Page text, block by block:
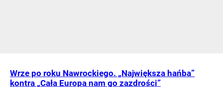
Wrze po roku Nawrockiego. „Największa hańba”
kontra „Cała Europa nam go zazdrości”